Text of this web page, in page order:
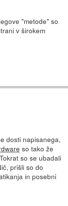
"metode" so
v širokem
dosti napisanega,
so tako že
so se ubadali
prišli so do
in posebni